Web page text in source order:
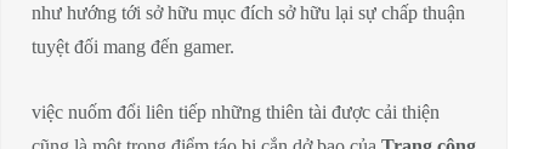
như hướng tới sở hữu mục đích sở hữu lại sự chấp thuận
tuyệt đối mang đến gamer.
việc nuốm đổi liên tiếp những thiên tài được cải thiện